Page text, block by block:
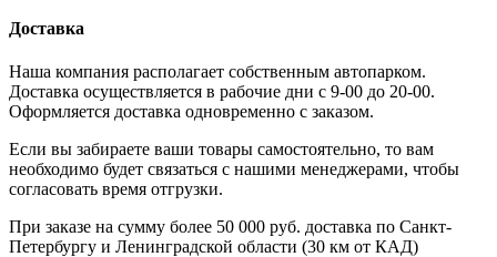
Доставка
Наша компания располагает собственным автопарком.
Доставка осуществляется в рабочие дни с 9-00 до 20-00.
Оформляется доставка одновременно с заказом.
Если вы забираете ваши товары самостоятельно, то вам
необходимо будет связаться с нашими менеджерами, чтобы
согласовать время отгрузки.
При заказе на сумму более 50 000 руб. доставка по Санкт-
Петербургу и Ленинградской области (30 км от КАД)